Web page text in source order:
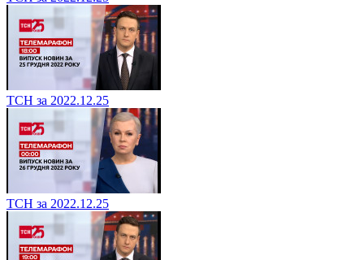
ТСН за 2022.12.25
ТСН за 2022.12.25